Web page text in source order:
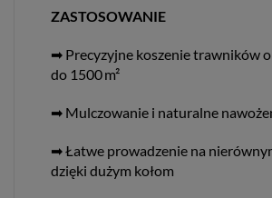
ZASTOSOWANIE
➡ Precyzyjne koszenie trawników
do 1500 m²
➡ Mulczowanie i naturalne
➡ Łatwe prowadzenie na
dzięki dużym kołom